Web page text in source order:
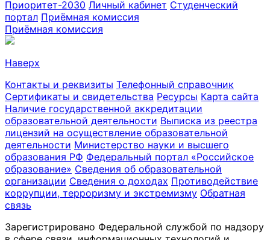
Приоритет-2030 Личный кабинет Студенческий
портал Приёмная комиссия
Приёмная комиссия
Наверх
Контакты и реквизиты Телефонный справочник
Сертификаты и свидетельства Ресурсы Карта сайта
Наличие государственной аккредитации
образовательной деятельности Выписка из реестра
лицензий на осуществление образовательной
деятельности Министерствo науки и высшего
образования РФ Федеральный портал «Российское
образование» Сведения об образовательной
организации Сведения о доходах Противодействие
коррупции, терроризму и экстремизму Обратная
связь
Зарегистрировано Федеральной службой по надзору